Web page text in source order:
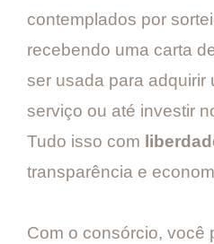
contemplados por
recebendo uma carta
ser usada para adquirir
serviço ou até investir
Tudo isso com
transparência e
Com o consórcio, você